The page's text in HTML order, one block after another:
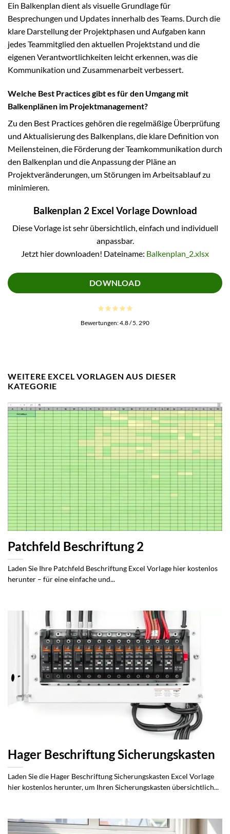
Ein Balkenplan dient als visuelle Grundlage für
Besprechungen und Updates innerhalb des Teams. Durch die
klare Darstellung der Projektphasen und Aufgaben kann
jedes Teammitglied den aktuellen Projektstand und die
eigenen Verantwortlichkeiten leicht erkennen, was die
Kommunikation und Zusammenarbeit verbessert.
Welche Best Practices gibt es für den Umgang mit
Balkenplänen im Projektmanagement?
Zu den Best Practices gehören die regelmäßige Überprüfung
und Aktualisierung des Balkenplans, die klare Definition von
Meilensteinen, die Förderung der Teamkommunikation durch
den Balkenplan und die Anpassung der Pläne an
Projektveränderungen, um Störungen im Arbeitsablauf zu
minimieren.
Balkenplan 2 Excel Vorlage Download
Diese Vorlage ist sehr übersichtlich, einfach und individuell
anpassbar.
Jetzt hier downloaden! Dateiname: Balkenplan_2.xlsx
DOWNLOAD
Bewertungen:4.8/ 5. 290
WEITERE EXCEL VORLAGEN AUS DIESER
KATEGORIE
Patchfeld Beschriftung 2
Laden Sie Ihre Patchfeld Beschriftung Excel Vorlage hier kostenlos
herunter – für eine einfache und...
Hager Beschriftung Sicherungskasten
Laden Sie die Hager Beschriftung Sicherungskasten Excel Vorlage
hier kostenlos herunter, um Ihren Sicherungskasten übersichtlich...